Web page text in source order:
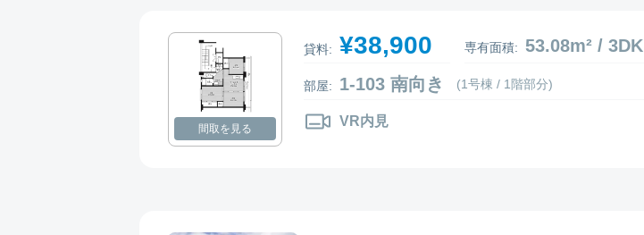
間取を見る
貸料: ¥38,900 専有面積: 53.08m² / 3DK
部屋: 1-103 南向き (1号棟 / 1階部分)
VR内見